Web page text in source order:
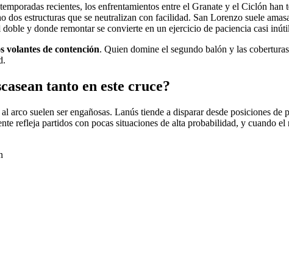
recientes, los enfrentamientos entre el Granate y el Ciclón
dos estructuras que se neutralizan con facilidad. San Lorenzo suele
y donde remontar se convierte en un ejercicio de paciencia casi
volantes de contención. Quien domine el segundo balón y las
tanto en este cruce?
arco suelen ser engañosas. Lanús tiende a disparar desde posiciones
refleja partidos con pocas situaciones de alta probabilidad, y cuando